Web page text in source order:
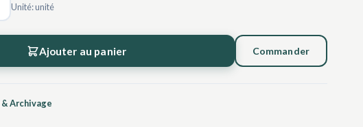
Unité: unité
Ajouter au panier Commander
& Archivage